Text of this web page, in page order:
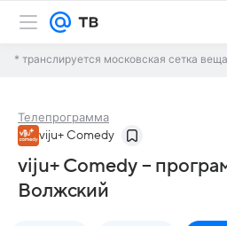
* транслируется московская сетка
Телепрограмма
viju+ Comedy
viju+ Comedy –
Волжский